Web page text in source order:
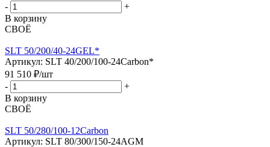
-
+
В корзину
СВОЁ
SLT 50/200/40-24GEL*
Артикул: SLT 40/200/100-24Carbon*
91 510 ₽/шт
-
+
В корзину
СВОЁ
SLT 50/280/100-12Carbon
Артикул: SLT 80/300/150-24AGM